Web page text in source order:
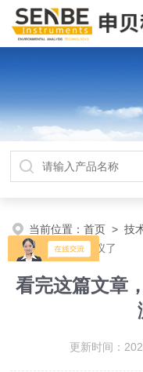
当前位置：首页 >技
化碳红外测定仪了
看完这篇文章
更新时间：